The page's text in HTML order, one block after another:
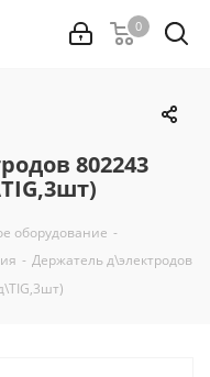
0
802243
оборудование -
- Держатель д\электродов